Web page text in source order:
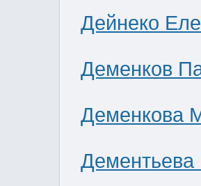
Дейнеко
Деменков
Деменкова
Дементьева